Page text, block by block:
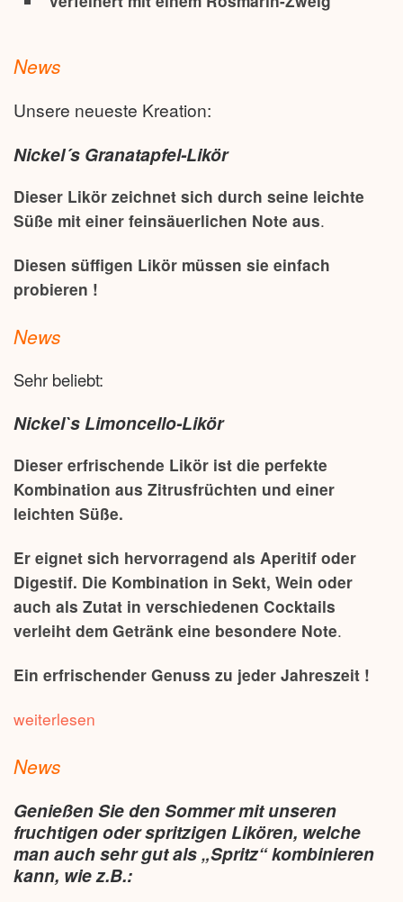
News
Unsere neueste Kreation:
Nickel´s Granatapfel-Likör
Dieser Likör zeichnet sich durch seine leichte
Süße mit einer feinsäuerlichen Note aus.
Diesen süffigen Likör müssen sie einfach
probieren !
News
Sehr beliebt:
Nickel`s Limoncello-Likör
Dieser erfrischende Likör ist die perfekte
Kombination aus Zitrusfrüchten und einer
leichten Süße.
Er eignet sich hervorragend als Aperitif oder
Digestif. Die Kombination in Sekt, Wein oder
auch als Zutat in verschiedenen Cocktails
verleiht dem Getränk eine besondere Note.
Ein erfrischender Genuss zu jeder Jahreszeit !
weiterlesen
News
Genießen Sie den Sommer mit unseren
fruchtigen oder spritzigen Likören, welche
man auch sehr gut als „Spritz“ kombinieren
kann, wie z.B.: